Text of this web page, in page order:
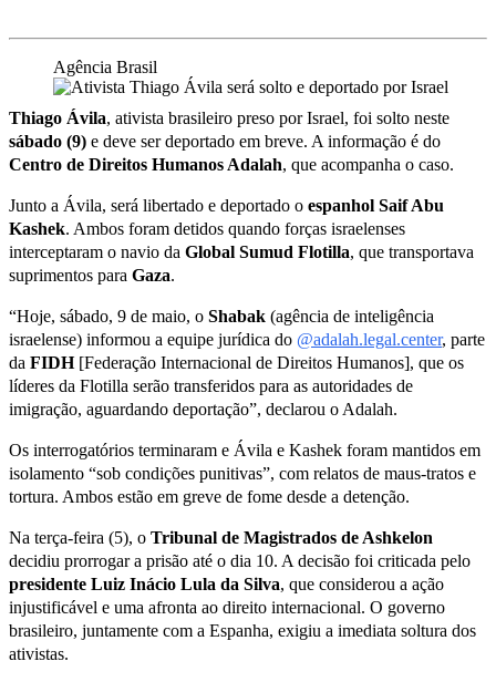
Agência Brasil
Thiago Ávila, ativista brasileiro preso por Israel, foi solto neste
sábado (9) e deve ser deportado em breve. A informação é do
Centro de Direitos Humanos Adalah, que acompanha o caso.
Junto a Ávila, será libertado e deportado o espanhol Saif Abu
Kashek. Ambos foram detidos quando forças israelenses
interceptaram o navio da Global Sumud Flotilla, que transportava
suprimentos para Gaza.
“Hoje, sábado, 9 de maio, o Shabak (agência de inteligência
israelense) informou a equipe jurídica do @adalah.legal.center, parte
da FIDH[Federação Internacional de Direitos Humanos], que os
líderes da Flotilla serão transferidos para as autoridades de
imigração, aguardando deportação”, declarou o Adalah.
Os interrogatórios terminaram e Ávila e Kashek foram mantidos em
isolamento “sob condições punitivas”, com relatos de maus-tratos e
tortura. Ambos estão em greve de fome desde a detenção.
Na terça-feira (5), o Tribunal de Magistrados de Ashkelon
decidiu prorrogar a prisão até o dia 10. A decisão foi criticada pelo
presidente Luiz Inácio Lula da Silva, que considerou a ação
injustificável e uma afronta ao direito internacional. O governo
brasileiro, juntamente com a Espanha, exigiu a imediata soltura dos
ativistas.